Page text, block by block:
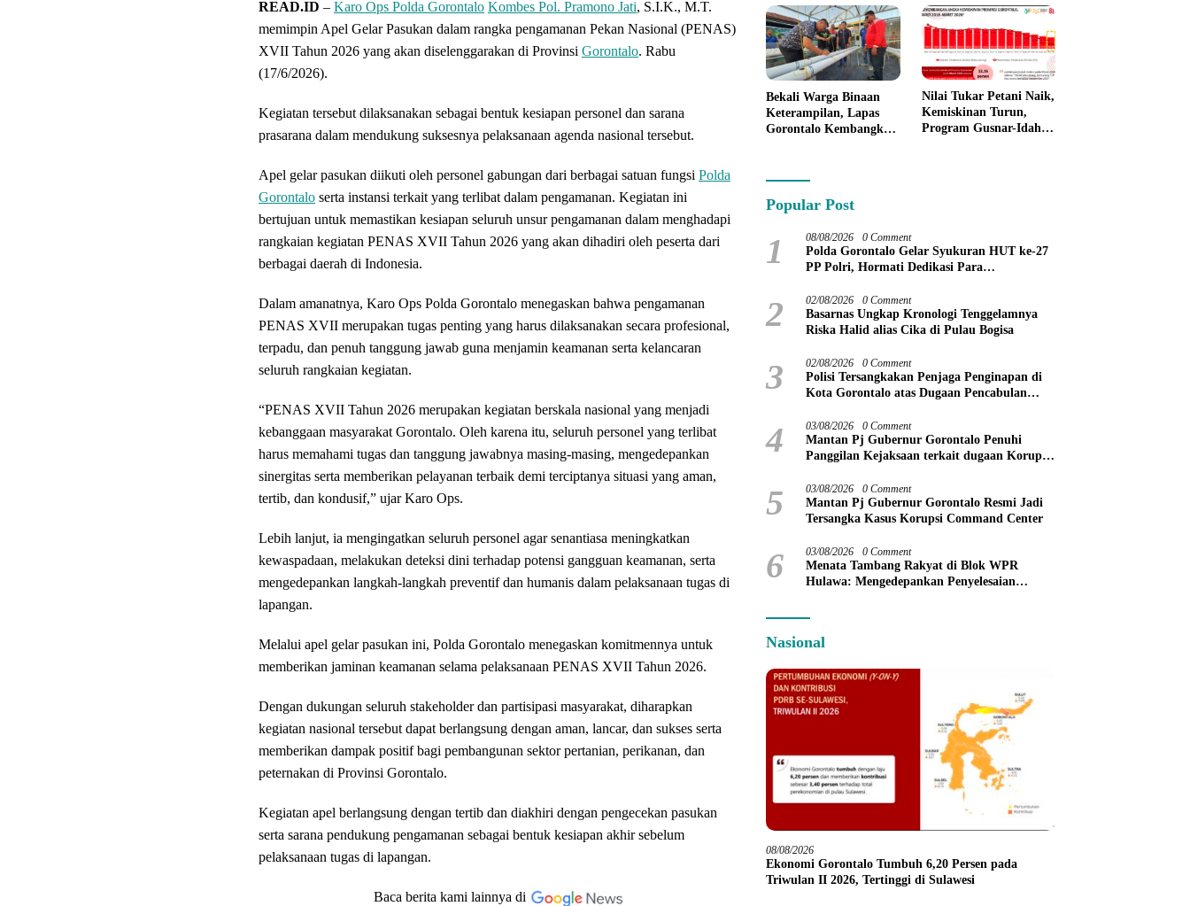
READ.ID – Karo Ops Polda Gorontalo Kombes Pol. Pramono Jati, S.I.K., M.T.
memimpin Apel Gelar Pasukan dalam rangka pengamanan Pekan Nasional (PENAS)
XVII Tahun 2026 yang akan diselenggarakan di Provinsi Gorontalo. Rabu
(17/6/2026).
Kegiatan tersebut dilaksanakan sebagai bentuk kesiapan personel dan sarana
prasarana dalam mendukung suksesnya pelaksanaan agenda nasional tersebut.
Apel gelar pasukan diikuti oleh personel gabungan dari berbagai satuan fungsi Polda
Gorontalo serta instansi terkait yang terlibat dalam pengamanan. Kegiatan ini
bertujuan untuk memastikan kesiapan seluruh unsur pengamanan dalam menghadapi
rangkaian kegiatan PENAS XVII Tahun 2026 yang akan dihadiri oleh peserta dari
berbagai daerah di Indonesia.
Dalam amanatnya, Karo Ops Polda Gorontalo menegaskan bahwa pengamanan
PENAS XVII merupakan tugas penting yang harus dilaksanakan secara profesional,
terpadu, dan penuh tanggung jawab guna menjamin keamanan serta kelancaran
seluruh rangkaian kegiatan.
“PENAS XVII Tahun 2026 merupakan kegiatan berskala nasional yang menjadi
kebanggaan masyarakat Gorontalo. Oleh karena itu, seluruh personel yang terlibat
harus memahami tugas dan tanggung jawabnya masing-masing, mengedepankan
sinergitas serta memberikan pelayanan terbaik demi terciptanya situasi yang aman,
tertib, dan kondusif,” ujar Karo Ops.
Lebih lanjut, ia mengingatkan seluruh personel agar senantiasa meningkatkan
kewaspadaan, melakukan deteksi dini terhadap potensi gangguan keamanan, serta
mengedepankan langkah-langkah preventif dan humanis dalam pelaksanaan tugas di
lapangan.
Melalui apel gelar pasukan ini, Polda Gorontalo menegaskan komitmennya untuk
memberikan jaminan keamanan selama pelaksanaan PENAS XVII Tahun 2026.
Dengan dukungan seluruh stakeholder dan partisipasi masyarakat, diharapkan
kegiatan nasional tersebut dapat berlangsung dengan aman, lancar, dan sukses serta
memberikan dampak positif bagi pembangunan sektor pertanian, perikanan, dan
peternakan di Provinsi Gorontalo.
Kegiatan apel berlangsung dengan tertib dan diakhiri dengan pengecekan pasukan
serta sarana pendukung pengamanan sebagai bentuk kesiapan akhir sebelum
pelaksanaan tugas di lapangan.
Baca berita kami lainnya di
Bekali Warga Binaan
Keterampilan, Lapas
Gorontalo Kembangkan
Nilai Tukar Petani Naik,
Kemiskinan Turun,
Program Gusnar-Idah
Popular Post
1 08/08/2026 0 Comment
Polda Gorontalo Gelar Syukuran HUT ke-27
PP Polri, Hormati Dedikasi Para
2 02/08/2026 0 Comment
Basarnas Ungkap Kronologi Tenggelamnya
Riska Halid alias Cika di Pulau Bogisa
3 02/08/2026 0 Comment
Polisi Tersangkakan Penjaga Penginapan di
Kota Gorontalo atas Dugaan Pencabulan
4 03/08/2026 0 Comment
Mantan Pj Gubernur Gorontalo Penuhi
Panggilan Kejaksaan terkait dugaan Korupsi
5 03/08/2026 0 Comment
Mantan Pj Gubernur Gorontalo Resmi Jadi
Tersangka Kasus Korupsi Command Center
6 03/08/2026 0 Comment
Menata Tambang Rakyat di Blok WPR
Hulawa: Mengedepankan Penyelesaian
Nasional
08/08/2026
Ekonomi Gorontalo Tumbuh 6,20 Persen pada
Triwulan II 2026, Tertinggi di Sulawesi